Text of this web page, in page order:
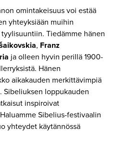
omintakeisuus voi estää
yhteyksiään muihin
Tiedämme hänen
, Franz
ja olleen hyvin perillä 1900-
Hänen
aikakauden merkittävimpiä
Sibeliuksen loppukauden
inspiroivat
Sibelius-festivaalin
yhteydet käytännössä